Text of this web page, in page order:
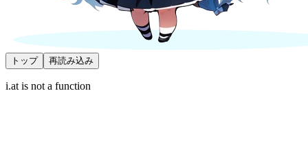
トップ 再読み込み
i.at is not a function